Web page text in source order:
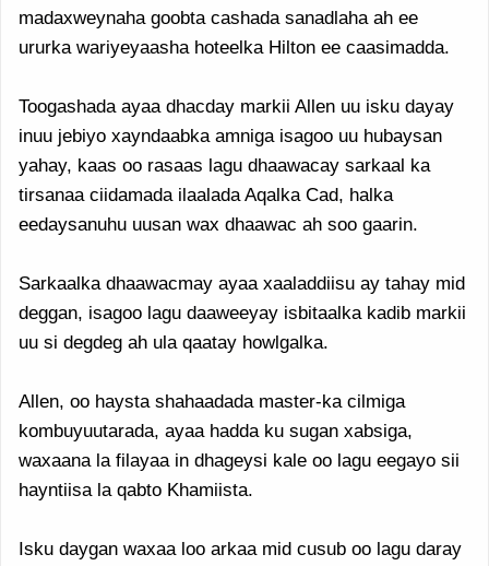
madaxweynaha goobta cashada sanadlaha ah ee
ururka wariyeyaasha hoteelka Hilton ee caasimadda.
Toogashada ayaa dhacday markii Allen uu isku dayay
inuu jebiyo xayndaabka amniga isagoo uu hubaysan
yahay, kaas oo rasaas lagu dhaawacay sarkaal ka
tirsanaa ciidamada ilaalada Aqalka Cad, halka
eedaysanuhu uusan wax dhaawac ah soo gaarin.
Sarkaalka dhaawacmay ayaa xaaladdiisu ay tahay mid
deggan, isagoo lagu daaweeyay isbitaalka kadib markii
uu si degdeg ah ula qaatay howlgalka.
Allen, oo haysta shahaadada master-ka cilmiga
kombuyuutarada, ayaa hadda ku sugan xabsiga,
waxaana la filayaa in dhageysi kale oo lagu eegayo sii
hayntiisa la qabto Khamiista.
Isku daygan waxaa loo arkaa mid cusub oo lagu daray